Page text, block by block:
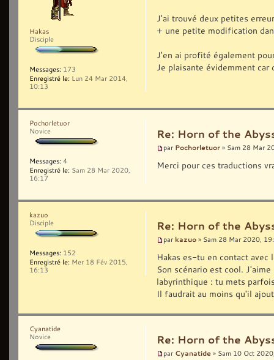
J'ai trouvé deux petites
+ une petite modification
J'en ai profité également
Je plaisante évidemment
Hakas
Disciple
Messages: 173
Enregistré le: Lun 24 Mar 2014,
10:13
Re: Horn of the
par Pochorletuor » Sam 28 Mar
Merci pour ces traductions
Pochorletuor
Novice
Messages: 4
Enregistré le: Sam 28 Mar 2020,
16:17
Re: Horn of the
par kazuo » Sam 28 Mar 2020,
Hakas es-tu en contact avec
Son scénario est cool.
labyrinthique : tu mets
Il faudrait au moins qu'il
kazuo
Disciple
Messages: 152
Enregistré le: Mer 18 Fév 2015,
16:13
Re: Horn of the
par Cyanatide » Sam 10 Oct
Cyanatide
Novice